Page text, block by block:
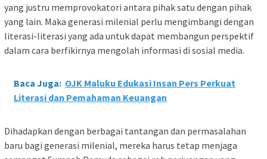
yang justru memprovokatori antara pihak satu dengan pihak
yang lain. Maka generasi milenial perlu mengimbangi dengan
literasi-literasi yang ada untuk dapat membangun perspektif
dalam cara berfikirnya mengolah informasi di sosial media.
Baca Juga: OJK Maluku Edukasi Insan Pers Perkuat
Literasi dan Pemahaman Keuangan
Dihadapkan dengan berbagai tantangan dan permasalahan
baru bagi generasi milenial, mereka harus tetap menjaga